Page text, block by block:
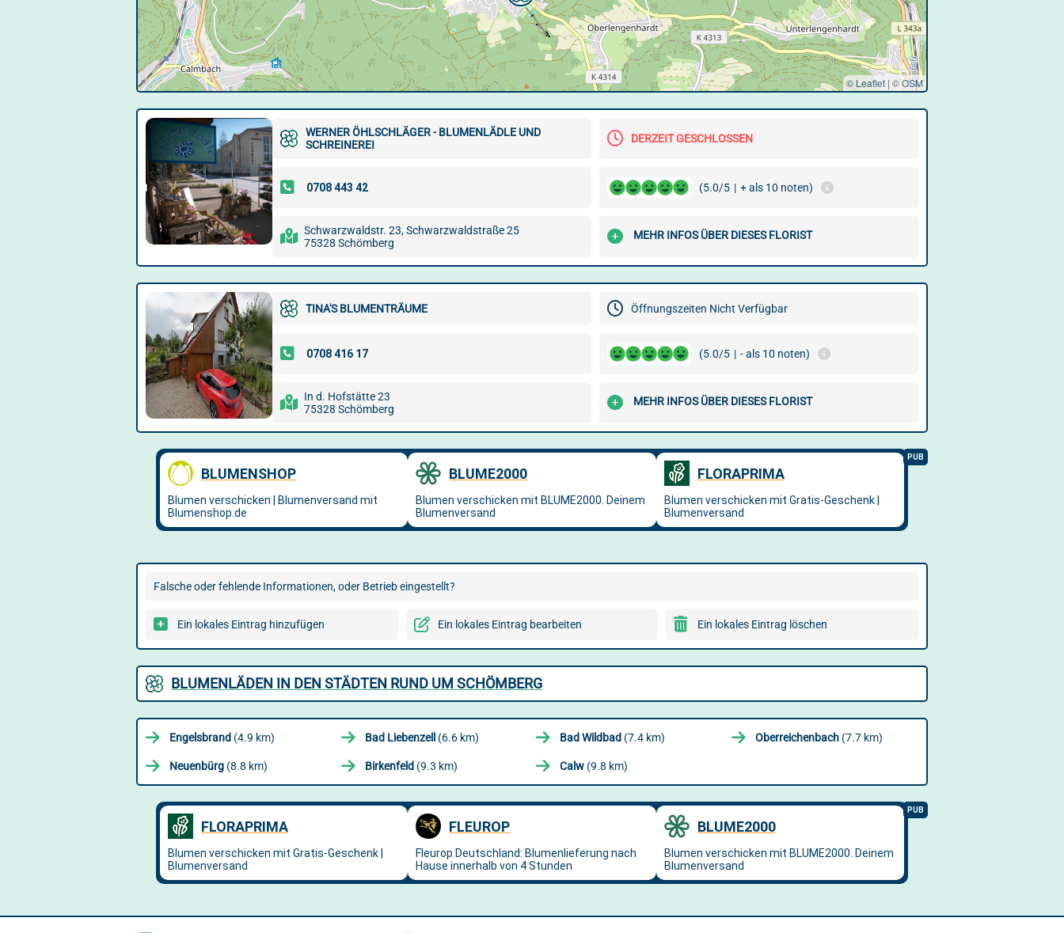
© Leaflet | ©OSM
WERNER ÖHLSCHLÄGER - BLUMENLÄDLE UND
SCHREINEREI
DERZEIT GESCHLOSSEN
(5.0/5 | + als 10 noten)
Schwarzwaldstr. 23, Schwarzwaldstraße 25
75328 Schömberg
MEHR INFOS ÜBER DIESES FLORIST
TINA'S BLUMENTRÄUME Öffnungszeiten Nicht Verfügbar
(5.0/5 | - als 10 noten)
In d. Hofstätte 23
75328 Schömberg
MEHR INFOS ÜBER DIESES FLORIST
Falsche oder fehlende Informationen, oder Betrieb eingestellt?
Ein lokales Eintrag hinzufügen Ein lokales Eintrag bearbeiten Ein lokales Eintrag löschen
BLUMENLÄDEN IN DEN STÄDTEN RUND UM SCHÖMBERG
Engelsbrand (4.9 km) Bad Liebenzell (6.6 km) Bad Wildbad (7.4 km) Oberreichenbach(7.7 km)
Neuenbürg (8.8 km) Birkenfeld(9.3 km) Calw (9.8 km)